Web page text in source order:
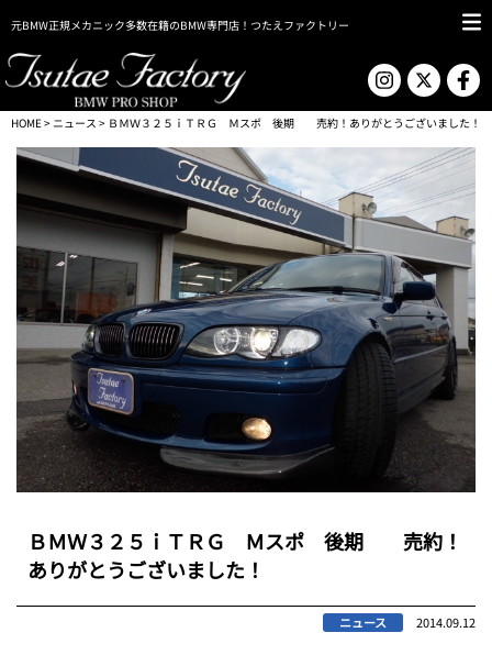
元BMW正規メカニック多数在籍のBMW専門店！つたえファクトリー
HOME> ニュース > ＢＭＷ３２５ｉＴＲＧ Ｍスポ 後期 売約！ありがとうございました！
ＢＭＷ３２５ｉＴＲＧ Ｍスポ 後期 売約！
ありがとうございました！
ニュース 2014.09.12